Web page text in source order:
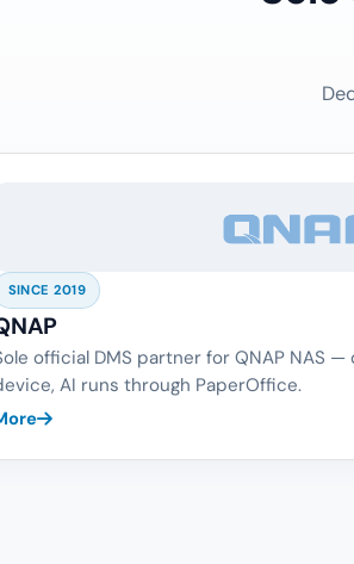
SINCE 2019
official DMS partner for QNAP NAS
AI runs through PaperOffice.